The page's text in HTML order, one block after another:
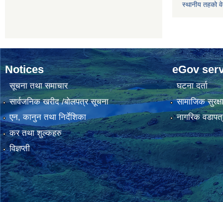
स्थानीय तहको
Notices
सूचना तथा समाचार
सार्वजनिक खरीद /बोलपत्र सूचना
एन, कानुन तथा निर्देशिका
कर तथा शुल्कहरु
विज्ञप्ती
eGov
घटना दर्ता
सामाजिक सुरक्षा
नागरिक